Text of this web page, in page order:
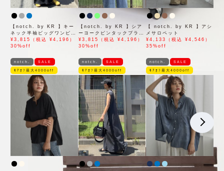
【notch. by KR 】キー
ネック半袖ビッグワンピー
ス
¥3,815（税込 ¥4,196）
30%off
【notch. by KR 】シア
ーヨークピンタックブラウ
ス
¥3,815（税込 ¥4,196）
30%off
【 notch. by KR 】アシ
メサロペット
¥4,133（税込 ¥4,546）
35%off
notch. SALE
ﾓｱｵﾌ最大4000off
notch. SALE
ﾓｱｵﾌ最大4000off
notch. SALE
ﾓｱｵﾌ最大4000off